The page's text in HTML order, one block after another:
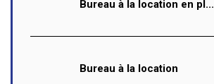
Bureau à la location en pl...
Bureau à la location